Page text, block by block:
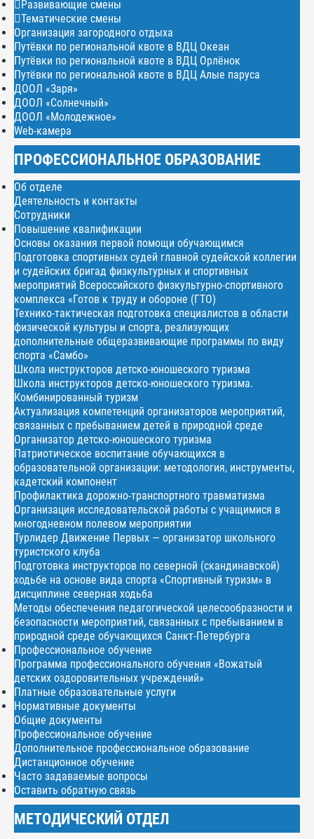
Развивающие смены
Тематические смены
Организация загородного отдыха
Путёвки по региональной квоте в ВДЦ Океан
Путёвки по региональной квоте в ВДЦ Орлёнок
Путёвки по региональной квоте в ВДЦ Алые паруса
ДООЛ «Заря»
ДООЛ «Солнечный»
ДООЛ «Молодежное»
Web-камера
ПРОФЕССИОНАЛЬНОЕ ОБРАЗОВАНИЕ
Об отделе
Деятельность и контакты
Сотрудники
Повышение квалификации
Основы оказания первой помощи обучающимся
Подготовка спортивных судей главной судейской коллегии
и судейских бригад физкультурных и спортивных
мероприятий Всероссийского физкультурно-спортивного
комплекса «Готов к труду и обороне (ГТО)
Технико-тактическая подготовка специалистов в области
физической культуры и спорта, реализующих
дополнительные общеразвивающие программы по виду
спорта «Самбо»
Школа инструкторов детско-юношеского туризма
Школа инструкторов детско-юношеского туризма.
Комбинированный туризм
Актуализация компетенций организаторов мероприятий,
связанных с пребыванием детей в природной среде
Организатор детско-юношеского туризма
Патриотическое воспитание обучающихся в
образовательной организации: методология, инструменты,
кадетский компонент
Профилактика дорожно-транспортного травматизма
Организация исследовательской работы с учащимися в
многодневном полевом мероприятии
Турлидер Движение Первых — организатор школьного
туристского клуба
Подготовка инструкторов по северной (скандинавской)
ходьбе на основе вида спорта «Спортивный туризм» в
дисциплине северная ходьба
Методы обеспечения педагогической целесообразности и
безопасности мероприятий, связанных с пребыванием в
природной среде обучающихся Санкт-Петербурга
Профессиональное обучение
Программа профессионального обучения «Вожатый
детских оздоровительных учреждений»
Платные образовательные услуги
Нормативные документы
Общие документы
Профессиональное обучение
Дополнительное профессиональное образование
Дистанционное обучение
Часто задаваемые вопросы
Оставить обратную связь
МЕТОДИЧЕСКИЙ ОТДЕЛ